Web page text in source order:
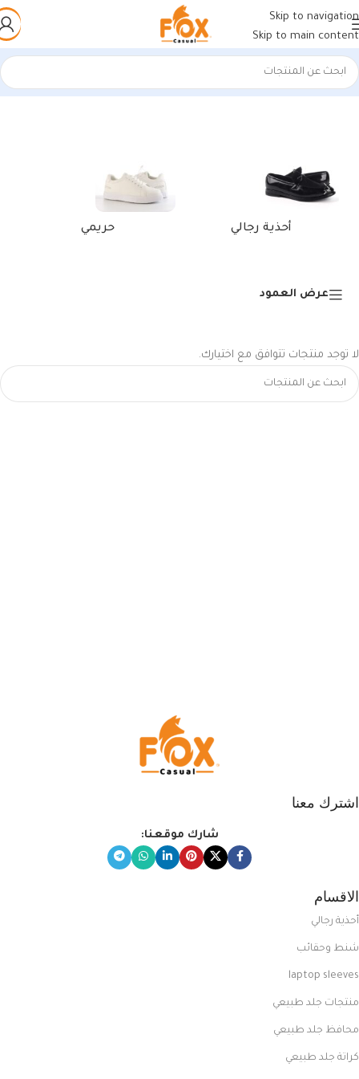
Skip to navigation
Skip to main content
الرئيسية/منتجات تحت الوسم “محفظة صغيرة نسائية”
أحذية رجالي حريمي
عرض العمود
لا توجد منتجات تتوافق مع اختيارك.
اشترك معنا
شارك موقعنا:
الاقسام
أحذية رجالي
شنط وحقائب
laptop sleeves
منتجات جلد طبيعي
محافظ جلد طبيعي
كراتة جلد طبيعي